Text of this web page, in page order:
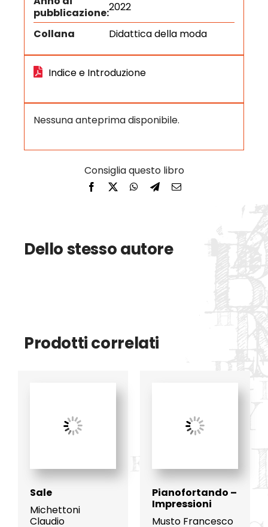
pubblicazione:2022
Collana
Didattica della moda
Indice e Introduzione
Nessuna anteprima disponibile.
Dello stesso autore
Prodotti correlati
Sale
Michettoni
Claudio
Pianofortando –
Impressioni
Musto Francesco